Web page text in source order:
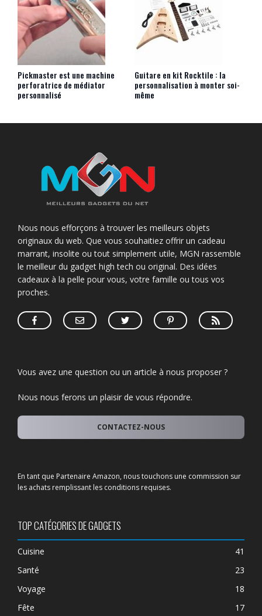
Pickmaster est une machine
perforatrice de médiator
personnalisé
Guitare en kit Rocktile : la
personnalisation à monter soi-
même
Nous nous efforçons à trouver les meilleurs objets
originaux du web. Que vous souhaitiez offrir un cadeau
marrant, insolite ou tout simplement utile, MGN rassemble
le meilleur du gadget high tech ou original. Des idées
cadeaux à la pelle pour vous, votre famille ou tous vos
proches.
Vous avez une question ou un article à nous proposer ?
Nous nous ferons un plaisir de vous répondre.
CONTACTEZ-NOUS
En tant que Partenaire Amazon, nous touchons une commission sur
les achats remplissant les conditions requises.
TOP CATÉGORIES DE GADGETS
Cuisine
41
Santé
23
Voyage
18
Fête
17